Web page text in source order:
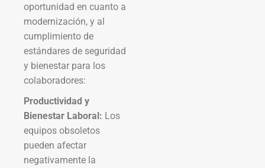
oportunidad en cuanto a
modernización, y al
cumplimiento de
estándares de seguridad
y bienestar para los
colaboradores:
Productividad y
Bienestar Laboral: Los
equipos obsoletos
pueden afectar
negativamente la